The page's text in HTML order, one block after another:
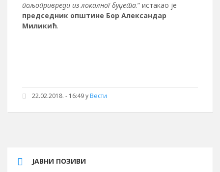
пољопривреди из локалног буџета.” истакао је
председник општине Бор Александар
Миликић.
22.02.2018. - 16:49 уВести
ЈАВНИ ПОЗИВИ